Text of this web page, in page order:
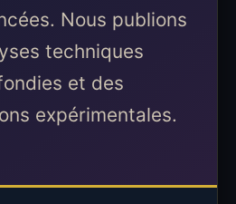
Nous publions
techniques
et des
expérimentales.